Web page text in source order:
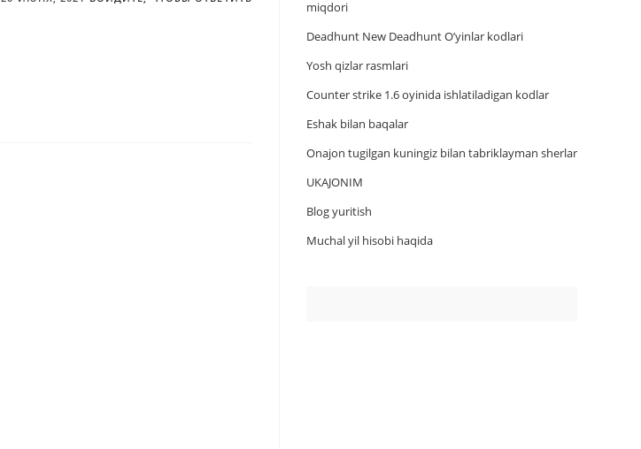
miqdori
Deadhunt New Deadhunt O’yinlar kodlari
Yosh qizlar rasmlari
Counter strike 1.6 oyinida ishlatiladigan kodlar
Eshak bilan baqalar
Onajon tugilgan kuningiz bilan tabriklayman sherlar
UKAJONIM
Blog yuritish
Muchal yil hisobi haqida